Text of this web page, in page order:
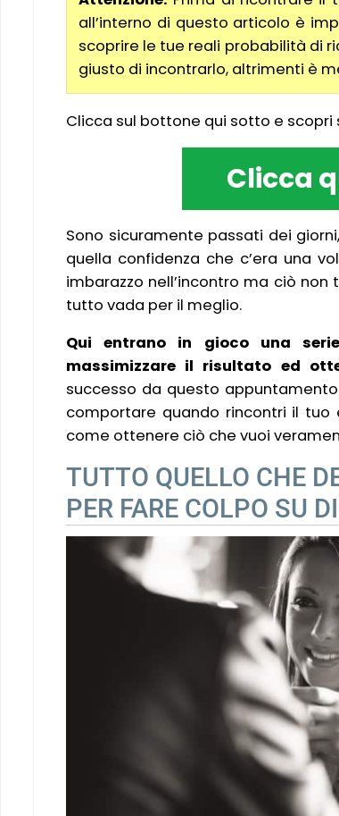
all’interno di questo articolo è
scoprire le tue reali probabilità di
giusto di incontrarlo, altrimenti è
Clicca sul bottone qui sotto e scopri
Clicca
Sono sicuramente passati dei
quella confidenza che c’era una
imbarazzo nell’incontro ma ciò
tutto vada per il meglio.
Qui entrano in gioco una
massimizzare il risultato ed
successo da questo
comportare quando rincontri il
come ottenere ciò che vuoi
TUTTO QUELLO CHE
PER FARE COLPO SU